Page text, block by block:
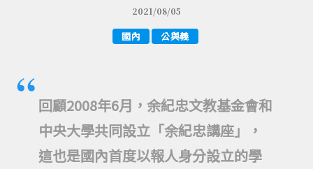
2021/08/05
國內 公與義
回顧2008年6月，余紀忠文教基金會和
中央大學共同設立「余紀忠講座」，
這也是國內首度以報人身分設立的學